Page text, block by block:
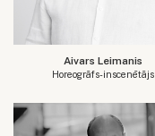
Aivars Leimanis
Horeogrāfs-inscenētājs